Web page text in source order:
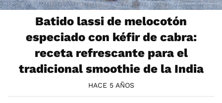
Batido lassi de melocotón
especiado con kéfir de cabra:
receta refrescante para el
tradicional smoothie de la India
HACE 5 AÑOS